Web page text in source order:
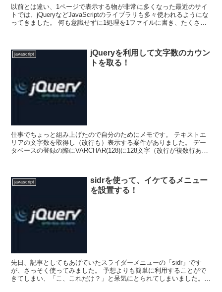
以前とは違い、1ページで表示する物が非常に多くなった最近のサイ
トでは、jQueryなどJavaScriptのライブラリも多々使われるようにな
ってきました。 何も意識せずに1処理を1ファイルに書き、たくさん
javascript
jQueryを利用して文字数のカウン
トを取る！
仕事でちょっと組み上げたので自分のためにメモです。 テキストエ
リアの文字数を取得し（改行も）表示する案件がありました。 デー
タベースの登録の際にVARCHAR(128)に128文字（改行が複数行あっ
javascript
sidrを使って、イケてるメニュー
を設置する！
先日、記事としてもあげていたスライダーメニューの「sidr」です
が、さっそく使ってみました。 予想よりも簡単に利用することがで
きてしまい、「こ、これだけ？」と呆気にとられてしまいました。